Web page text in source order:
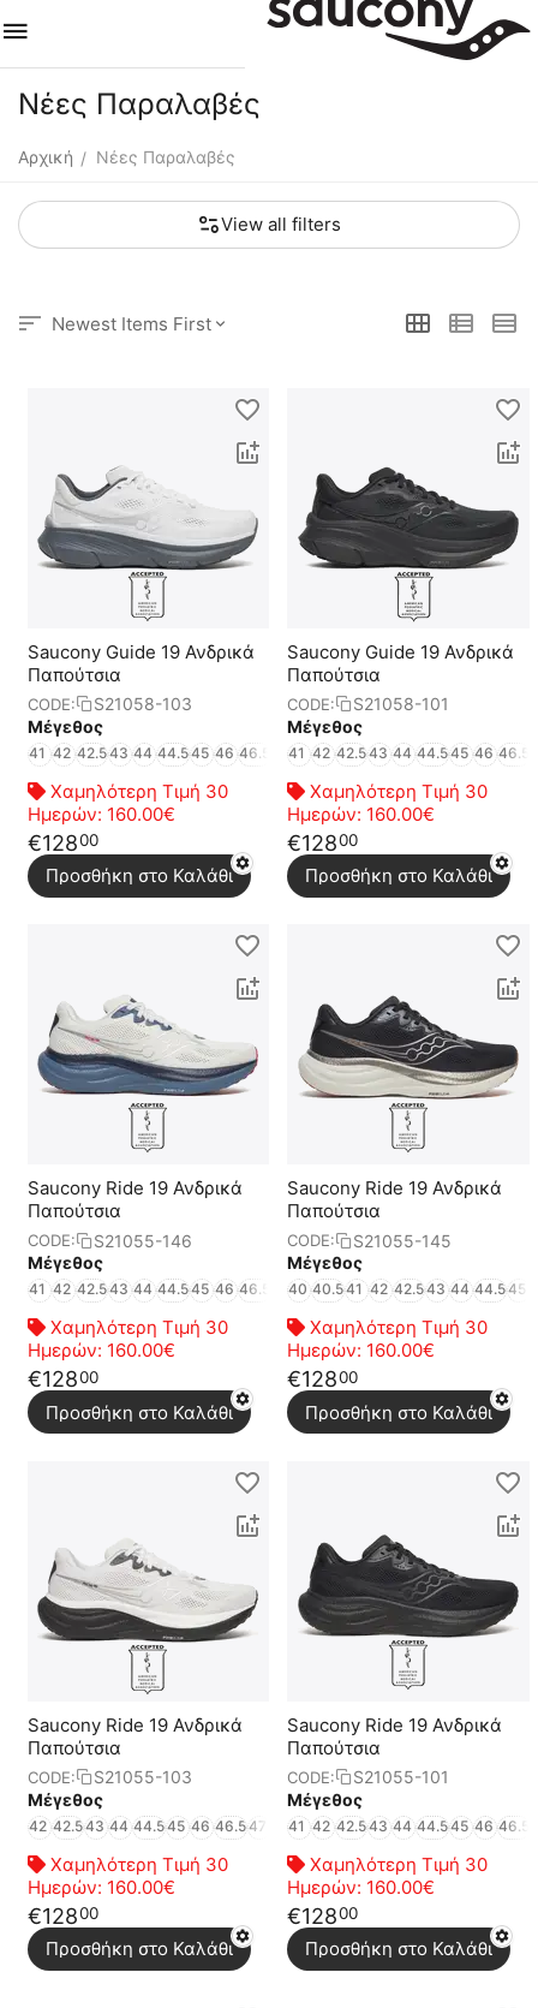
Νέες Παραλαβές
Αρχική / Νέες Παραλαβές
View all filters
Newest Items First
Saucony Guide 19 Ανδρικά
Παπούτσια
CODE:
S21058-103
Μέγεθος
41 42 42.543 44 44.545 46 46.5 47 48 49
Χαμηλότερη Τιμή 30
Ημερών: 160.00€
€12800
Προσθήκη στο Καλάθι
Saucony Guide 19 Ανδρικά
Παπούτσια
CODE:
S21058-101
Μέγεθος
41 42 42.543 44 44.545 46 46.5
Χαμηλότερη Τιμή 30
Ημερών: 160.00€
€12800
Προσθήκη στο Καλάθι
Saucony Ride 19 Ανδρικά
Παπούτσια
CODE:
S21055-146
Μέγεθος
41 42 42.543 44 44.545 46 46.5 47 48 49 50
Χαμηλότερη Τιμή 30
Ημερών: 160.00€
€12800
Προσθήκη στο Καλάθι
Saucony Ride 19 Ανδρικά
Παπούτσια
CODE:
S21055-145
Μέγεθος
40 40.541 42 42.543 44 44.545
Χαμηλότερη Τιμή 30
Ημερών: 160.00€
€12800
Προσθήκη στο Καλάθι
Saucony Ride 19 Ανδρικά
Παπούτσια
CODE:
S21055-103
Μέγεθος
42 42.543 44 44.545 46 46.547 48 49
Χαμηλότερη Τιμή 30
Ημερών: 160.00€
€12800
Προσθήκη στο Καλάθι
Saucony Ride 19 Ανδρικά
Παπούτσια
CODE:
S21055-101
Μέγεθος
41 42 42.543 44 44.545 46 46.5
Χαμηλότερη Τιμή 30
Ημερών: 160.00€
€12800
Προσθήκη στο Καλάθι